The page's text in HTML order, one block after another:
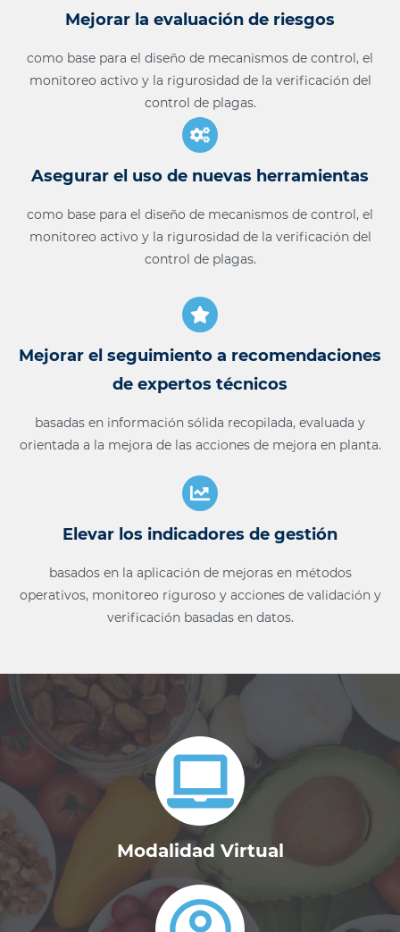
Mejorar la evaluación de riesgos
como base para el diseño de mecanismos de control, el
monitoreo activo y la rigurosidad de la verificación del
control de plagas.
Asegurar el uso de nuevas herramientas
como base para el diseño de mecanismos de control, el
monitoreo activo y la rigurosidad de la verificación del
control de plagas.
Mejorar el seguimiento a recomendaciones
de expertos técnicos
basadas en información sólida recopilada, evaluada y
orientada a la mejora de las acciones de mejora en planta.
Elevar los indicadores de gestión
basados en la aplicación de mejoras en métodos
operativos, monitoreo riguroso y acciones de validación y
verificación basadas en datos.
Modalidad Virtual